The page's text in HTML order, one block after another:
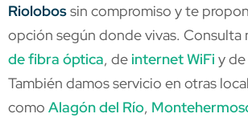
Riolobossin compromiso y te
opción según donde vivas. Consulta
de fibra óptica, de internet WiFi y de
También damos servicio en otras
como Alagón del Río,